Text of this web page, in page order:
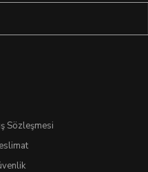
Sözleşmesi